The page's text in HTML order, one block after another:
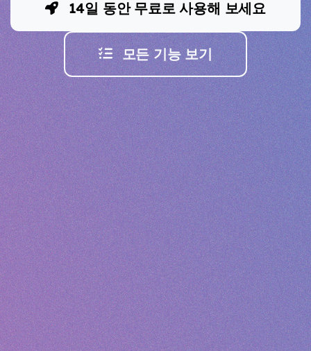
14일 동안 무료로 사용해 보세요
모든 기능 보기